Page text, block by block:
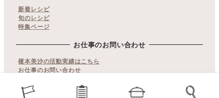
新着レシピ
旬のレシピ
特集ページ
お仕事のお問い合わせ
榎本美沙の活動実績はこちら
お仕事のお問い合わせ
copyrights© ふたりごはん. All Rights Reserved.